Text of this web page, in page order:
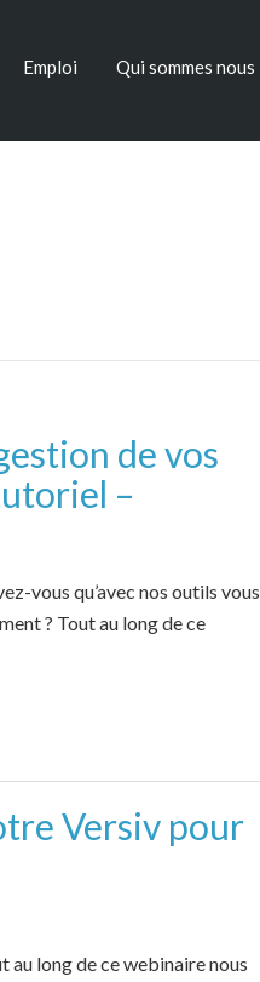
Emploi Qui sommes nous
de vos
–
vous qu’avec nos outils vous
? Tout au long de ce
Versiv pour
au long de ce webinaire nous